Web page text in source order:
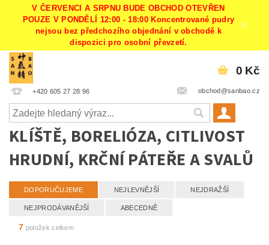
V ČERVENCI A SRPNU BUDE OBCHOD OTEVŘEN
POUZE V PONDĚLÍ 12:00 - 18:00 Koncentrované pudry
nejsou bez předchozího objednání v obchodě k
dispozici pro osobní převzetí.
+420 605 27 28 96 obchod@sanbao.cz
0 Kč
KLÍŠTĚ, BORELIÓZA, CITLIVOST
HRUDNÍ, KRČNÍ PÁTEŘE A SVALŮ
DOPORUČUJEME NEJLEVNĚJŠÍ NEJDRAŽŠÍ
NEJPRODÁVANĚJŠÍ ABECEDNĚ
7 položek celkem